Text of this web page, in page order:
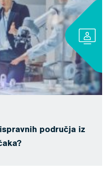
područja iz